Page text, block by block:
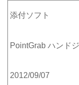
添付ソフト
PointGrab ハンド
2012/09/07